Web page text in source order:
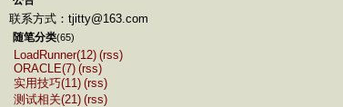
联系方式：tjitty@163.com
随笔分类(65)
LoadRunner(12) (rss)
ORACLE(7) (rss)
实用技巧(11) (rss)
测试相关(21) (rss)